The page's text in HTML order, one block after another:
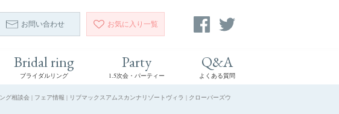
お問い合わせ お気に入り 一覧
Bridal ring
ブライダルリング
Party
1.5次会・パーティー
Q&A
よくある質問
相談会 | フェア情報 | リブマックスアムスカンナリゾートヴィラ | クローバーズウ